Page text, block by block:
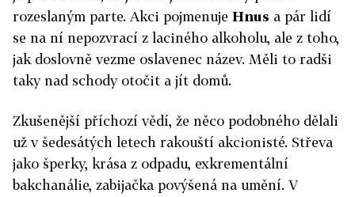
rozeslaným parte. Akci pojmenuje Hnus a pár lidí
se na ní nepozvrací z laciného alkoholu, ale z toho,
jak doslovně vezme oslavenec název. Měli to radši
taky nad schody otočit a jít domů.
Zkušenější příchozí vědí, že něco podobného dělali
už v šedesátých letech rakouští akcionisté. Střeva
jako šperky, krása z odpadu, exkrementální
bakchanálie, zabijačka povýšená na umění. V